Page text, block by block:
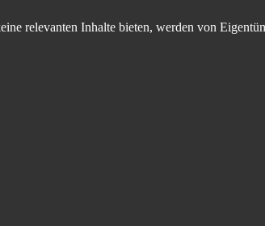
relevanten Inhalte bieten, werden von